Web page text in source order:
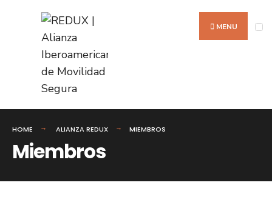
MENU
HOME ALIANZA REDUX MIEMBROS
Miembros